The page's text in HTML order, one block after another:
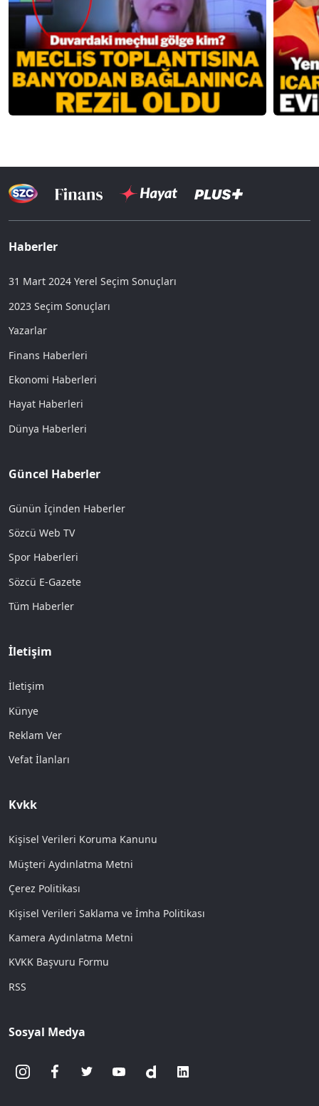
Haberler
31 Mart 2024 Yerel Seçim Sonuçları
2023 Seçim Sonuçları
Yazarlar
Finans Haberleri
Ekonomi Haberleri
Hayat Haberleri
Dünya Haberleri
Güncel Haberler
Günün İçinden Haberler
Sözcü Web TV
Spor Haberleri
Sözcü E-Gazete
Tüm Haberler
İletişim
İletişim
Künye
Reklam Ver
Vefat İlanları
Kvkk
Kişisel Verileri Koruma Kanunu
Müşteri Aydınlatma Metni
Çerez Politikası
Kişisel Verileri Saklama ve İmha Politikası
Kamera Aydınlatma Metni
KVKK Başvuru Formu
RSS
Sosyal Medya